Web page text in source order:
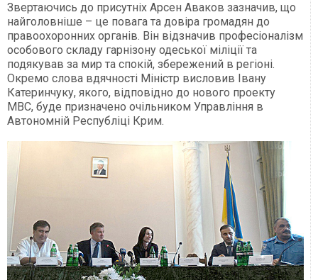
Звертаючись до присутніх Арсен Аваков зазначив, що
найголовніше – це повага та довіра громадян до
правоохоронних органів. Він відзначив професіоналізм
особового складу гарнізону одеської міліції та
подякував за мир та спокій, збережений в регіоні.
Окремо слова вдячності Міністр висловив Івану
Катеринчуку, якого, відповідно до нового проекту
МВС, буде призначено очільником Управління в
Автономній Республіці Крим.